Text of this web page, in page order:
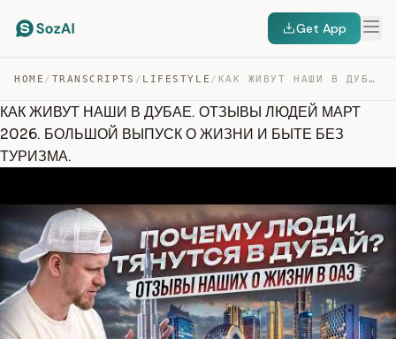
Get App
HOME / TRANSCRIPTS / LIFESTYLE / КАК ЖИВУТ НАШИ В ДУБАЕ. ОТЗЫВЫ ЛЮДЕЙ МАРТ 2026. БОЛЬШОЙ… — TRANSCRIPT
КАК ЖИВУТ НАШИ В ДУБАЕ. ОТЗЫВЫ ЛЮДЕЙ МАРТ
2026. БОЛЬШОЙ ВЫПУСК О ЖИЗНИ И БЫТЕ БЕЗ
ТУРИЗМА.